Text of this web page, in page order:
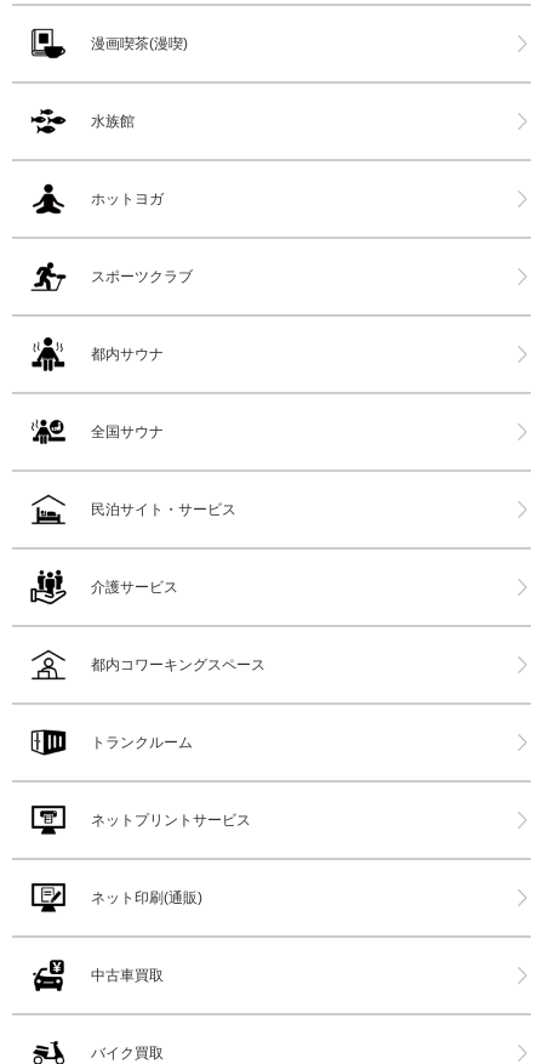
漫画喫茶(漫喫)
水族館
ホットヨガ
スポーツクラブ
都内サウナ
全国サウナ
民泊サイト・サービス
介護サービス
都内コワーキングスペース
トランクルーム
ネットプリントサービス
ネット印刷(通販)
中古車買取
バイク買取